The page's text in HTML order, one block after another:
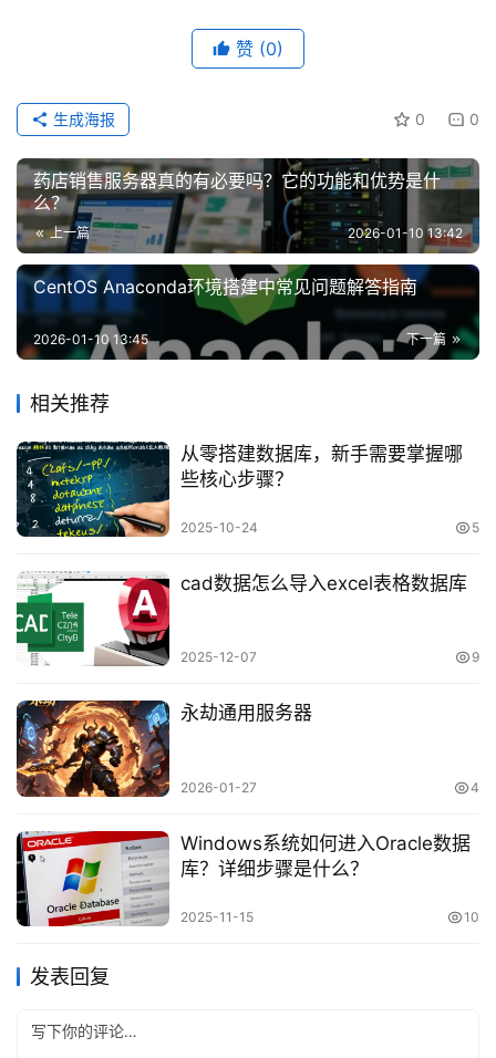
赞 (0)
0 0
生成海报
药店销售服务器真的有必要吗？它的功能和优势是什
么？
上一篇 2026-01-10 13:42
CentOS Anaconda环境搭建中常见问题解答指南
下一篇
2026-01-10 13:45
相关推荐
从零搭建数据库，新手需要掌握哪
些核心步骤？
2025-10-24 5
cad数据怎么导入excel表格数据库
2025-12-07 9
永劫通用服务器
2026-01-27 4
Windows系统如何进入Oracle数据
库？详细步骤是什么？
2025-11-15 10
发表回复